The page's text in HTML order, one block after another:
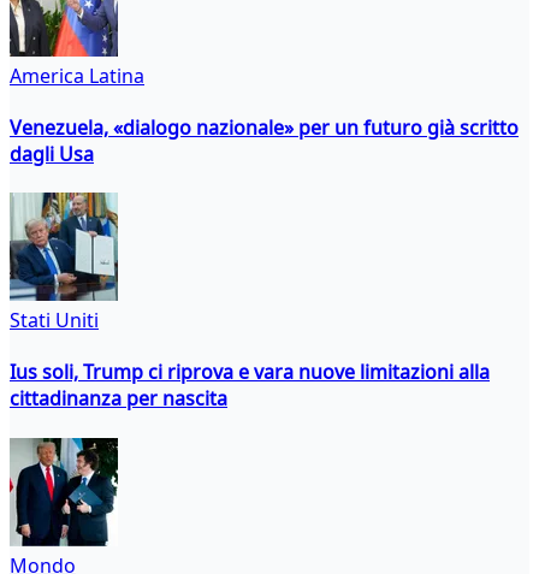
America Latina
Venezuela, «dialogo nazionale» per un futuro già scritto
dagli Usa
Stati Uniti
Ius soli, Trump ci riprova e vara nuove limitazioni alla
cittadinanza per nascita
Mondo